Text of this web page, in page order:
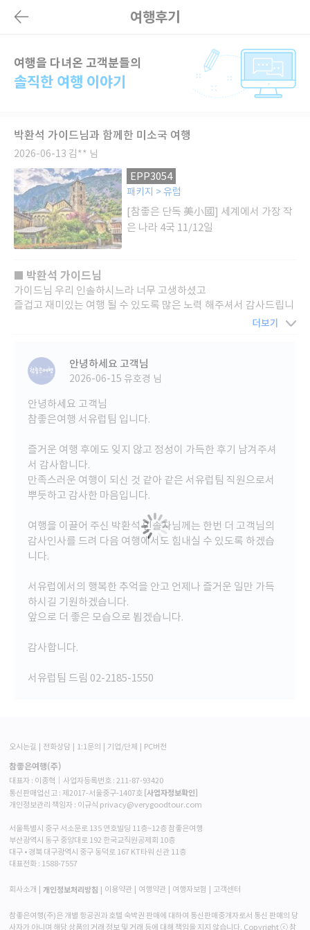
여행후기
여행을 다녀온 고객분들의
솔직한 여행 이야기
박환석 가이드님과 함께한 미소국 여행
2026-06-13 김** 님
EPP3054
패키지 > 유럽
[참좋은 단독 美小國] 세계에서 가장 작
은 나라 4국 11/12일
■ 박환석 가이드님
가이드님 우리 인솔하시느라 너무 고생하셨고
즐겁고 재미있는 여행 될 수 있도록 많은 노력 해주셔서 감사드립니
설명도 조리있고 재치있게 잘하시고 우리에게 하나라도 더 보여주
특히 마지막날 공항가는 짬을 이용해서 첫날부터 여행한 일정을
그간 여행한 기억이 주마등 처럼 지나가면서 한번 더 생각나게 해줘
인상깊었어요
을까 싶습니다.
특히나 설명할때 간간이 들어가는 아재개그가 수준급이라 너무 잼
있어요 ㅋㅋㅋ
같아 좋았어요
게다가 임기응변도 뛰어나셔서 여행기간 중 변수가 많았는데 재치
있게 때론 맘 안상하게
잘 조율하시어 대응하셨고 특히나 태어나서 첨으로 F1 경기를 본것
(맛만 봤지만 그래도 만족)과
남을 것 같습니다.
특히 아름다운 남프랑스를
이탈리아, 스위스 4개나라도
구경 할 수 있고 그 나라들도 안가본 도시위주로 구성되어 있어서 더
가치가 있는 상품이었어요
이동거리는 여행 전체일정으로 보면 제법 되지만 그럼에도 상당히
여유있는 일정이어서
괜찮았습니다. 도시별 자유시간이 최소1시간에서 3시간정도로 여
한번에 최장거리 이동도 3시간 정도라 괜찮았고 중간에 휴게소 들
■세부일정
1일차 스페인
파밀리아 성당 외부만 관람 -> 지로나 이동 및 숙박
더보기
안녕하세요 고객님
2026-06-15 유호경 님
안녕하세요 고객님
참좋은여행 서유럽팀 입니다.
즐거운 여행 후에도 잊지 않고 정성이 가득한 후기 남겨주셔
서 감사합니다.
만족스러운 여행이 되신 것 같아 같은 서유럽팀 직원으로서
뿌듯하고 감사한 마음입니다.
여행을 이끌어 주신 박환석 인솔자님께는 한번 더 고객님의
감사인사를 드려 다음 여행에서도 힘내실 수 있도록 하겠습
니다.
서유럽에서의 행복한 추억을 안고 언제나 즐거운 일만 가득
하시길 기원하겠습니다.
앞으로 더 좋은 모습으로 뵙겠습니다.
감사합니다.
서유럽팀 드림 02-2185-1550
오시는길 전화상담 1:1문의 기업/단체 PC버전
참좋은여행(주)
대표자 : 이종혁│사업자등록번호 : 211-87-93420
통신판매업신고 : 제2017-서울중구-1407호 [사업자정보확인]
개인정보관리 책임자 : 이규식 privacy@verygoodtour.com
서울특별시 중구 서소문로 135 연호빌딩 11층~12층 참좋은여행
부산광역시 동구 중앙대로 192 한국교직원공제회 10층
대구 • 경북 대구광역시 중구 동덕로 167 KT타워 신관 11층
대표전화 : 1588-7557
회사소개 개인정보처리방침 이용약관 여행약관 여행자보험 고객센터
참좋은여행(주)은 개별 항공권과 호텔 숙박권 판매에 대하여 통신판매중개자로서 통신 판매의 당
사자가 아니며 해당 상품의 거래 정보 및 거래 등에 대해 책임을 지지 않습니다. Copyright ⓒ 참